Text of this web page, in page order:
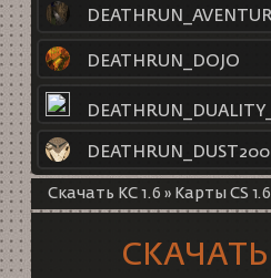
DEATHRUN_DOJO
Скачать КС 1.6 » Карты CS 1.6